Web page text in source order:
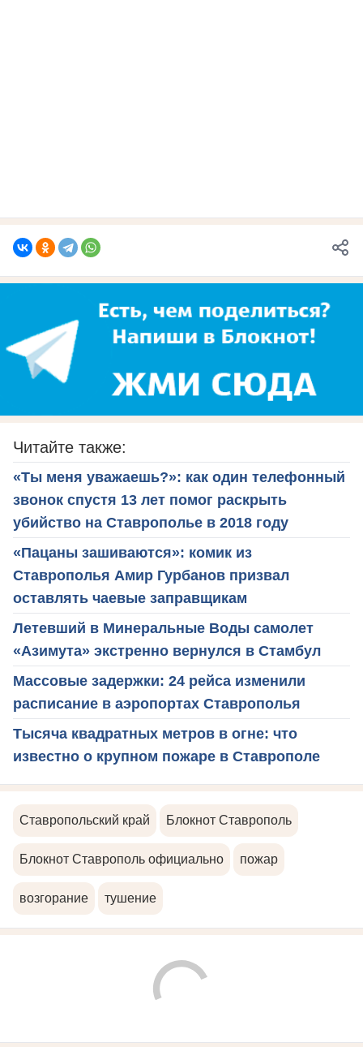
Читайте также:
«Ты меня уважаешь?»: как один телефонный
звонок спустя 13 лет помог раскрыть
убийство на Ставрополье в 2018 году
«Пацаны зашиваются»: комик из
Ставрополья Амир Гурбанов призвал
оставлять чаевые заправщикам
Летевший в Минеральные Воды самолет
«Азимута» экстренно вернулся в Стамбул
Массовые задержки: 24 рейса изменили
расписание в аэропортах Ставрополья
Тысяча квадратных метров в огне: что
известно о крупном пожаре в Ставрополе
Ставропольский край Блокнот Ставрополь
Блокнот Ставрополь официально пожар
возгорание тушение